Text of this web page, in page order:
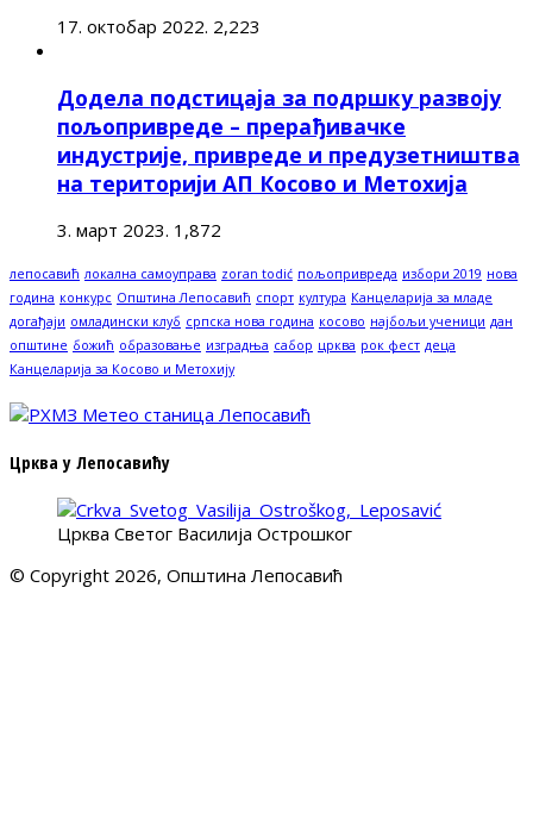
17. октобар 2022. 2,223
Додела подстицаја за подршку развоју
пољопривреде – прерађивачке
индустрије, привреде и предузетништва
на територији АП Косово и Метохија
3. март 2023. 1,872
лепосавић локална самоуправа zoran todić пољопривреда избори 2019 нова
година конкурс Општина Лепосавић спорт култура Канцеларија за младе
догађаји омладински клуб српска нова година косово најбољи ученици дан
општине божић образовање изградња сабор црква рок фест деца
Канцеларија за Косово и Метохију
Црква у Лепосавићу
Црква Светог Василија Острошког
© Copyright 2026, Општина Лепосавић